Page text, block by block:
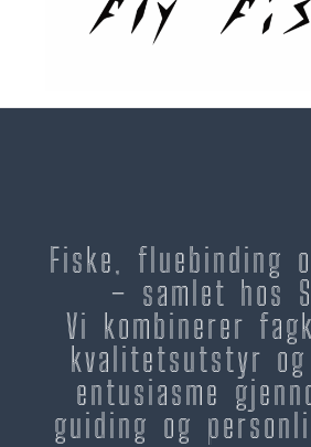
Fiske, fluebinding
– samlet hos
Vi kombinerer
kvalitetsutstyr
entusiasme
guiding og